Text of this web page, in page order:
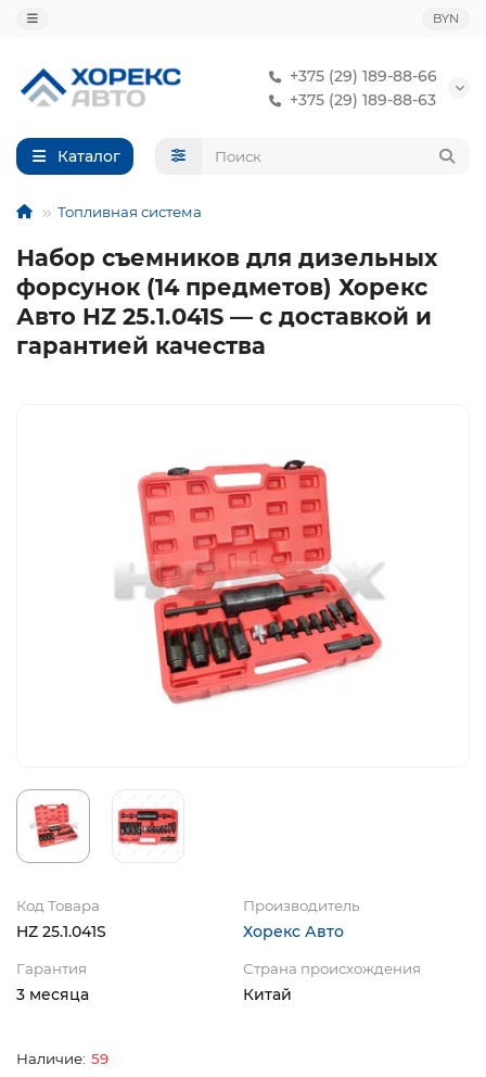
BYN
+375 (29) 189-88-66
+375 (29) 189-88-63
Каталог
Топливная система
Набор съемников для дизельных
форсунок (14 предметов) Хорекс
Авто HZ 25.1.041S — с доставкой и
гарантией качества
Код Товара
HZ 25.1.041S
Производитель
Хорекс Авто
Гарантия
3 месяца
Страна происхождения
Китай
59